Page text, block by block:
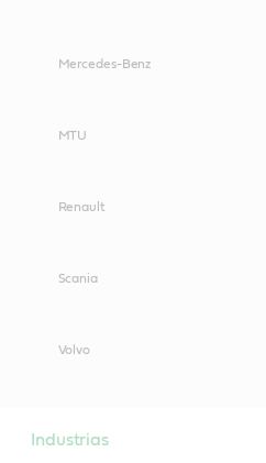
Mercedes-Benz
MTU
Renault
Scania
Volvo
Industrias